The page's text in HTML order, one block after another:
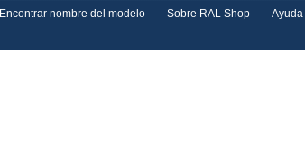
Encontrar nombre del modelo Sobre RAL Shop Ayuda